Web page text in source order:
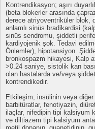
Kontrendikasyon; aşırı
(beta blokerler arasında
derece atriyoventriküler blok,
anlamlı sinüs bradikardisi
sinüs sendromu, şiddetli
kardiyojenik şok. Tedavi
Önlemler), hipotansiyon.
bronkospazm hikayesi, Kalp
>0.24 saniye, sistolik kan
olan hastalarda ve/veya
kontrendikedir.
Etkileşim; insülinin veya
barbitüratlar, fenotiyazin,
ilaçlar, nifedipin tipi kalsiyum
ve diltiazem tipi kalsiyum